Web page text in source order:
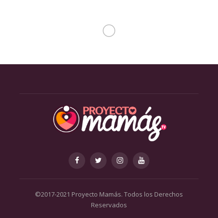
©2017-2021 Proyecto Mamás. Todos los Derechos
Reservados